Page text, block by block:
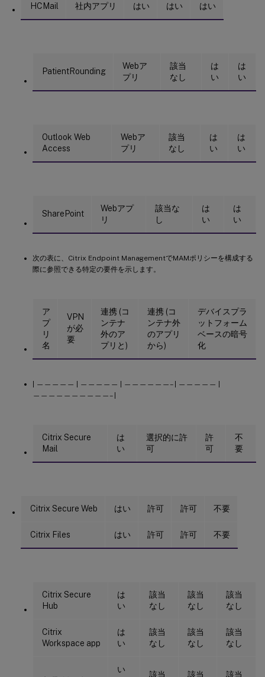
HCMail 社内アプリ はい はい はい
PatientRounding
Webア
プリ
該当
なし
は
い
は
い
Outlook Web
Access
Webア
プリ
該当
なし
は
い
は
い
SharePoint
Webアプ
リ
該当な
し
は
い
は
い
次の表に、Citrix Endpoint ManagementでMAMポリシーを構成する
際に参照できる特定の要件を示します。
ア
プ
リ
名
VPN
が必
要
連携 (コ
ンテナ
外のア
プリと)
連携 (コ
ンテナ外
のアプリ
から)
デバイスプラ
ットフォーム
ベースの暗号
化
| ————— | ————— | ——————– | ————— |
——————————– |
Citrix Secure
Mail
は
い
選択的に許
可
許
可
不
要
Citrix Secure Web はい 許可 許可 不要
Citrix Files はい 許可 許可 不要
Citrix Secure
Hub
は
い
該当
なし
該当
なし
該当
なし
Citrix
Workspace app
は
い
該当
なし
該当
なし
該当
なし
い
該当
該当
該当